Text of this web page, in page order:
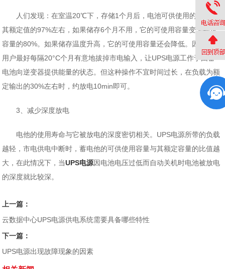
人们发现：在室温20℃下，存储1个月后，电池可供使用的容量为
其额定值的97%左右，如果储存6个月不用，它的可使用容量变为额定
容量的80%。如果储存温度升高，它的可使用容量还会降低。因此建议
用户最好每隔20°C个月有意地拔掉市电输入，让UPS电源工作于由蓄
电池向逆变器提供能量的状态。但这种操作不宜时间过长，在负载为额
定输出的30%左右时，约放电10min即可。
3、减少深度放电
电他的使用寿命与它被放电的深度密切相关。UPS电源所带的负载
越轻，市电供电中断时，蓄电他的可供使用容量与其额定容量的比值越
大，在此情况下，当UPS电源因电池电压过低而自动关机时电池被放电
的深度就比较深。
上一篇：
云数据中心UPS电源供电系统需要具备哪些特性
下一篇：
UPS电源出现故障现象的因素